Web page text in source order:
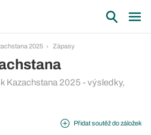
2025 Zápasy
Kazachstana 2025 - výsledky,
Přidat soutěž do záložek